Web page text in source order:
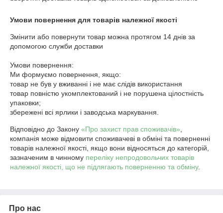
Умови повернення для товарів належної якості
Змінити або повернути товар можна протягом 14 днів за
допомогою служби доставки
Умови повернення:
Ми формуємо повернення, якщо:
товар не був у вживанні і не має слідів використання
товар повністю укомплектований і не порушена цілостність
упаковки;
збережені всі ярлики і заводська маркування.
Відповідно до Закону «Про захист прав споживачів»
компанія може відмовити споживачеві в обміні та поверненні
товарів належної якості, якщо вони відносяться до категорій,
зазначеним в чинному переліку непродовольчих товарів
належної якості, що не підлягають поверненню та обміну.
Про нас